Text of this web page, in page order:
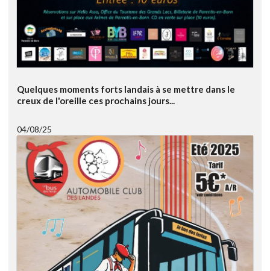
Quelques moments forts landais à se mettre dans le
creux de l'oreille ces prochains jours...
04/08/25